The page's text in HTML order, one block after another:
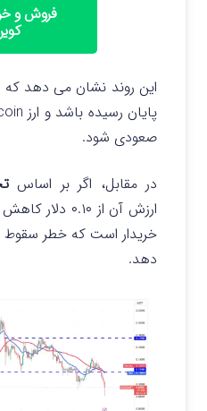
فروش و
این روند نشان می دهد
صعودی شود.
در مقابل، اگر بر اساس
ارزش آن از
دهد.